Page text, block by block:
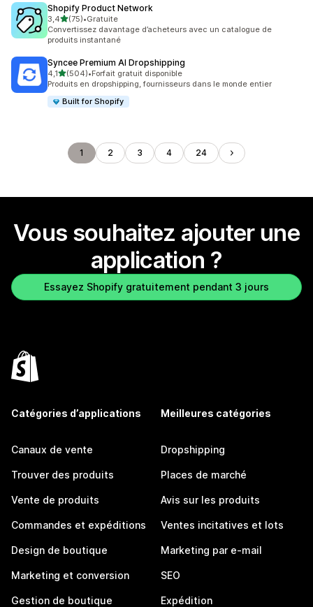
Shopify Product Network
3,4étoile(s) sur 5
(75)
75 avis au total
•Gratuite
Convertissez davantage d’acheteurs avec un catalogue de
produits instantané
Syncee Premium AI Dropshipping
4,1étoile(s) sur 5
(504)
504 avis au total
•Forfait gratuit disponible
Produits en dropshipping, fournisseurs dans le monde entier
Built for Shopify
1 2 3 4 24
Vous souhaitez ajouter une
application ?
Essayez Shopify gratuitement pendant 3 jours
Catégories d’applications
Canaux de vente
Trouver des produits
Vente de produits
Commandes et expéditions
Design de boutique
Marketing et conversion
Gestion de boutique
Meilleures catégories
Dropshipping
Places de marché
Avis sur les produits
Ventes incitatives et lots
Marketing par e-mail
SEO
Expédition